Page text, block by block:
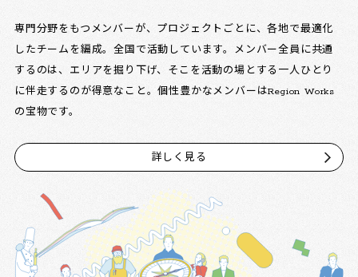
専門分野をもつメンバーが、プロジェクトごとに、各地で最適化
したチームを編成。全国で活動しています。メンバー全員に共通
するのは、エリアを掘り下げ、そこを活動の場とする一人ひとり
に伴走するのが得意なこと。個性豊かなメンバーはRegion Works
の宝物です。
詳しく見る